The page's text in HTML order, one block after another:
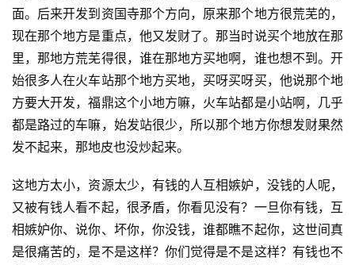
面。后来开发到资国寺那个方向，原来那个地方很荒芜的，
现在那个地方是重点，他又发财了。那当时说买个地放在那
里，那地方荒芜得很，谁在那地方买地啊，谁也想不到。开
始很多人在火车站那个地方买地，买呀买呀买，他说那个地
方要大开发，福鼎这个小地方嘛，火车站都是小站啊，几乎
都是路过的车嘛，始发站很少，所以那个地方你想发财果然
发不起来，那地皮也没炒起来。
这地方太小，资源太少，有钱的人互相嫉妒，没钱的人呢，
又被有钱人看不起，很矛盾，你看见没有？一旦你有钱，互
相嫉妒你、说你、坏你，你没钱，谁都瞧不起你，这世间真
是很痛苦的，是不是这样？你们觉得是不是这样？有钱也不